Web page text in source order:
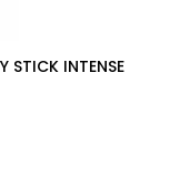
STICK INTENSE